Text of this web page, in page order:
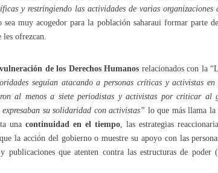
y restringiendo las actividades de varias organizaciones
sea muy acogedor para la población saharaui formar parte
les ofrezcan.
vulneración de los Derechos Humanos relacionados con la
seguían atacando a personas críticas y activistas
al menos a siete periodistas y activistas por criticar al
su solidaridad con activistas” lo que más llama
una continuidad en el tiempo, las estrategias
la acción del gobierno o muestre su apoyo con las
publicaciones que atenten contra las estructuras de poder